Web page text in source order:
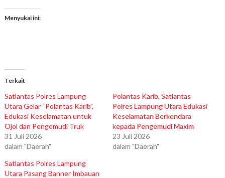
Menyukai ini:
Terkait
Satlantas Polres Lampung
Utara Gelar “Polantas Karib”,
Edukasi Keselamatan untuk
Ojol dan Pengemudi Truk
31 Juli 2026
dalam "Daerah"
Polantas Karib, Satlantas
Polres Lampung Utara Edukasi
Keselamatan Berkendara
kepada Pengemudi Maxim
23 Juli 2026
dalam "Daerah"
Satlantas Polres Lampung
Utara Pasang Banner Imbauan